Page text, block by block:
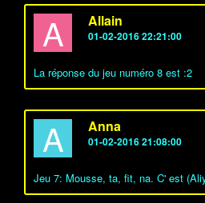
A Allain
01-02-2016 22:21:00
La réponse du jeu numéro 8 est :2
A Anna
01-02-2016 21:08:00
Jeu 7: Mousse, ta, fit, na. C' est